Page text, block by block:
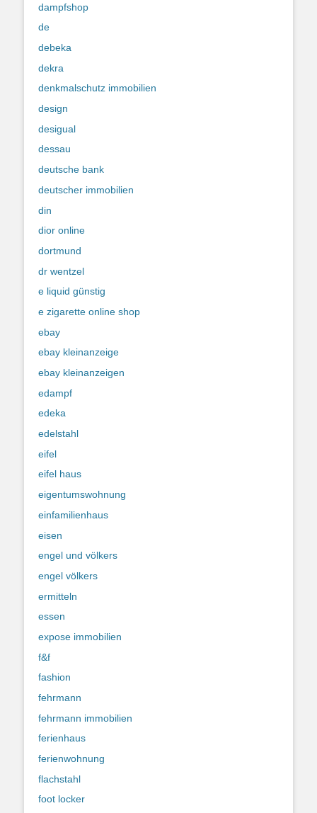
dampfshop
de
debeka
dekra
denkmalschutz immobilien
design
desigual
dessau
deutsche bank
deutscher immobilien
din
dior online
dortmund
dr wentzel
e liquid günstig
e zigarette online shop
ebay
ebay kleinanzeige
ebay kleinanzeigen
edampf
edeka
edelstahl
eifel
eifel haus
eigentumswohnung
einfamilienhaus
eisen
engel und völkers
engel völkers
ermitteln
essen
expose immobilien
f&f
fashion
fehrmann
fehrmann immobilien
ferienhaus
ferienwohnung
flachstahl
foot locker